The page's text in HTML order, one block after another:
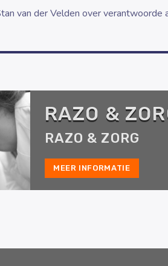
van der Velden over verantwoorde
RAZO &
RAZO & ZORG
MEER INFORMATIE